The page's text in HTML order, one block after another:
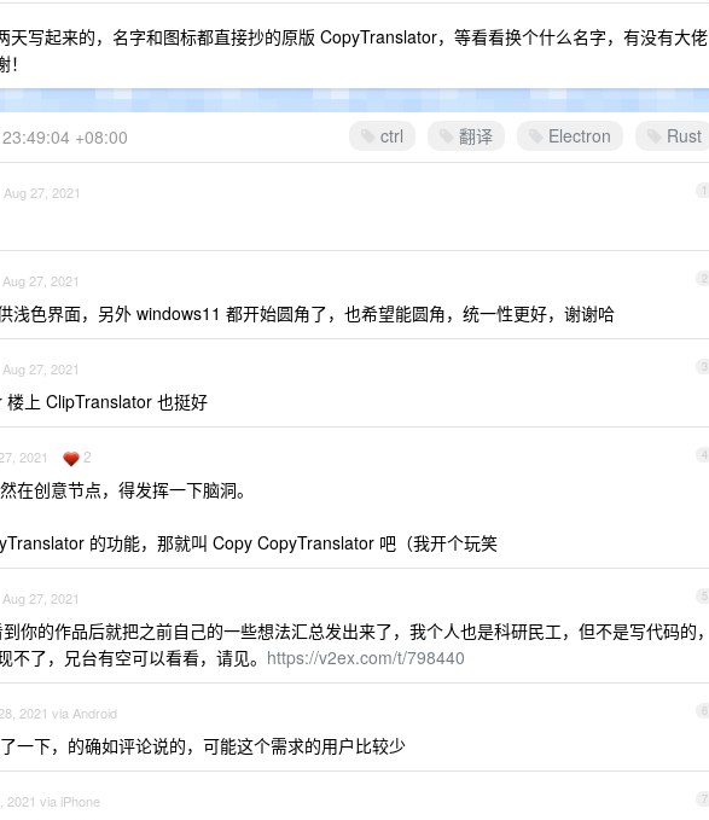
天写起来的，名字和图标都直接抄的原版 CopyTranslator，等看看换个什么名字，有没有大佬
ctrl 翻译 Electron Rust
+08:00
1
Aug 27, 2021
2
Aug 27, 2021
浅色界面，另外 windows11 都开始圆角了，也希望能圆角，统一性更好，谢谢哈
3
Aug 27, 2021
楼上 ClipTranslator 也挺好
4
2021 2
在创意节点，得发挥一下脑洞。
的功能，那就叫 Copy CopyTranslator 吧（我开个玩笑
5
Aug 27, 2021
你的作品后就把之前自己的一些想法汇总发出来了，我个人也是科研民工，但不是写代码的，
不了，兄台有空可以看看，请见。 https://v2ex.com/t/798440
6
2021 via Android
一下，的确如评论说的，可能这个需求的用户比较少
7
2021 via iPhone